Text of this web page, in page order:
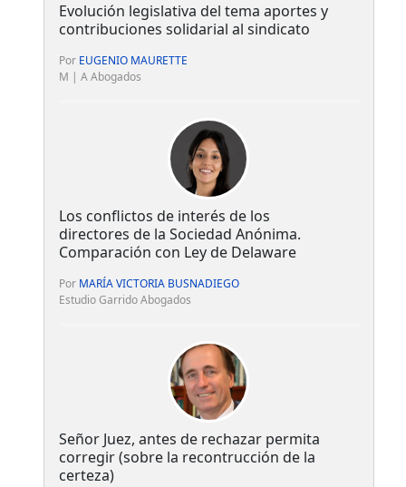
Evolución legislativa del tema aportes y
contribuciones solidarial al sindicato
Por EUGENIO MAURETTE
M | A Abogados
Los conflictos de interés de los
directores de la Sociedad Anónima.
Comparación con Ley de Delaware
Por MARÍA VICTORIA BUSNADIEGO
Estudio Garrido Abogados
Señor Juez, antes de rechazar permita
corregir (sobre la recontrucción de la
certeza)